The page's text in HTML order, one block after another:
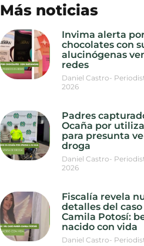
Más noticias
Invima alerta
chocolates con
alucinógenas
redes
Daniel Castro-
2026
Padres
Ocaña por
para presunta
droga
Daniel Castro-
2026
Fiscalía revela
detalles del
Camila Potosí:
nacido con vida
Daniel Castro-